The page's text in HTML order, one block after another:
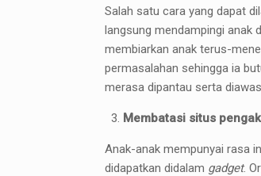
Salah satu cara yang dapat
langsung mendampingi anak
membiarkan anak terus-
permasalahan sehingga ia
merasa dipantau serta
Membatasi situs
Anak-anak mempunyai rasa
didapatkan didalam gadget.